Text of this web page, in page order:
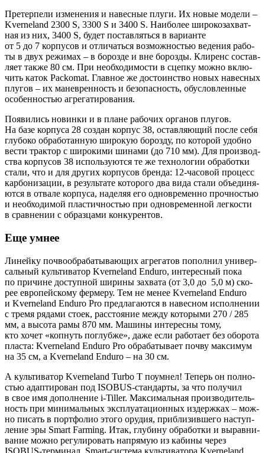
Пре­тер­пе­ли изме­не­ния и навес­ные плу­ги. Их новые моде­ли –
Kverneland 2300 S, 3300 S и 3400 S. Наи­бо­лее широ­ко­за­хват­
ная из них, 3400 S, будет постав­лять­ся в вари­ан­те
от 5 до 7 кор­пу­сов и отли­чать­ся воз­мож­но­стью веде­ния рабо­
ты в двух режи­мах – в бороз­де и вне бороз­ды. Кли­ренс состав­
ля­ет так­же 80 см. При необ­хо­ди­мо­сти в сцеп­ку мож­но вклю­
чить каток Packomat. Глав­ное же досто­ин­ство новых навес­ных
плу­гов – их манев­рен­ность и без­опас­ность, обу­слов­лен­ные
осо­бен­но­стью агрегатирования.
Появи­лись новин­ки и в плане рабо­чих орга­нов плу­гов.
На базе кор­пу­са 28 создан кор­пус 38, остав­ля­ю­щий после себя
глу­бо­ко обра­бо­тан­ную широ­кую бороз­ду, по кото­рой удоб­но
вести трак­тор с широ­ки­ми шина­ми (до 710 мм). Для про­из­вод­
ства кор­пу­сов 38 исполь­зу­ют­ся те же тех­но­ло­гии обра­бот­ки
ста­ли, что и для дру­гих кор­пу­сов брен­да: 12‑часовой про­цесс
кар­бо­ни­за­ции, в резуль­та­те кото­ро­го два вида ста­ли объ­еди­ня­
ют­ся в отва­ле кор­пу­са, наде­ляя его одно­вре­мен­но проч­но­стью
и необ­хо­ди­мой пла­стич­но­стью при одно­вре­мен­ной лег­ко­сти
в срав­не­нии с образ­ца­ми конкурентов.
Еще умнее
Линей­ку поч­во­об­ра­ба­ты­ва­ю­щих агре­га­тов попол­нил уни­вер­
саль­ный куль­ти­ва­тор Kverneland Enduro, инте­рес­ный пока
по при­чине доступ­ной шири­ны захва­та (от 3,0 до 5,0 м) ско­
рее евро­пей­ско­му фер­ме­ру. Тем не менее Kverneland Enduro
и Kverneland Enduro Pro пред­ла­га­ют­ся в навес­ном испол­не­нии
с тре­мя ряда­ми сто­ек, рас­сто­я­ние меж­ду кото­ры­ми 270 / 285
мм, а высо­та рамы 870 мм. Маши­ны инте­рес­ны тому,
кто хочет «коп­нуть поглуб­же», даже если рабо­та­ет без обо­ро­та
пла­ста: Kverneland Enduro Pro обра­ба­ты­ва­ет поч­ву мак­си­мум
на 35 см, а Kverneland Enduro – на 30 см.
А куль­ти­ва­тор Kverneland Turbo T поум­нел! Теперь он пол­но­
стью адап­ти­ро­ван под ISOBUS‑стандарты, за что полу­чил
в свое имя допол­не­ние i‑Tiller. Мак­си­маль­ная про­из­во­ди­тель­
ность при мини­маль­ных экс­плу­а­та­ци­он­ных издерж­ках – мож­
но писать в порт­фо­лио это­го ору­дия, при­бли­зив­ше­го наступ­
ле­ние эры Smart Farming. Итак, глу­би­ну обра­бот­ки и вырав­ни­
ва­ние мож­но регу­ли­ро­вать напря­мую из каби­ны через
ISOBUS‑терминал. Smart‑система куль­ти­ва­то­ра Kverneland